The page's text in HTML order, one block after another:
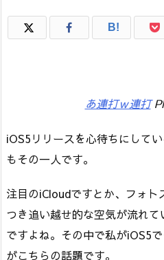
B!
あ連打ｗ連打
iOS5リリースを心待ちにして
もその一人です。
注目のiCloudですとか、フォ
つき追い越せ的な空気が流れ
ですよね。その中で私がiOS5
がこちらの話題です。